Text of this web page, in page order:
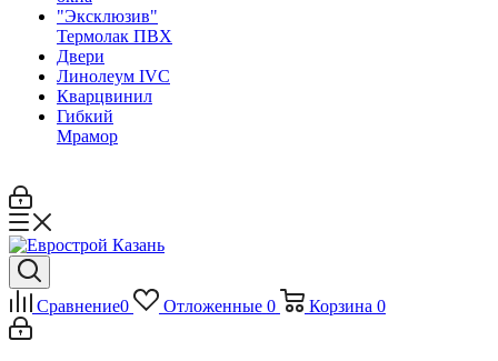
"Эксклюзив"
Термолак ПВХ
Двери
Линолеум IVC
Кварцвинил
Гибкий
Мрамор
Сравнение0 Отложенные 0 Корзина 0